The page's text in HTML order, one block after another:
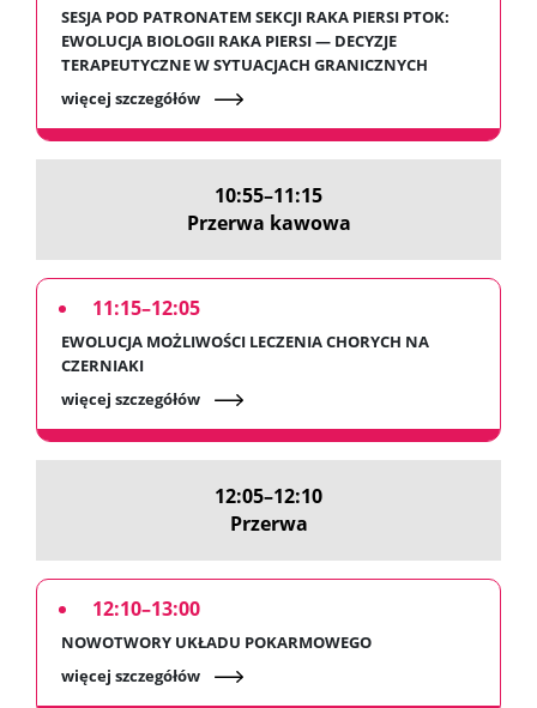
SESJA POD PATRONATEM SEKCJI RAKA PIERSI PTOK:
EWOLUCJA BIOLOGII RAKA PIERSI — DECYZJE
TERAPEUTYCZNE W SYTUACJACH GRANICZNYCH
więcej szczegółów
10:55–11:15
Przerwa kawowa
11:15–12:05
EWOLUCJA MOŻLIWOŚCI LECZENIA CHORYCH NA
CZERNIAKI
więcej szczegółów
12:05–12:10
Przerwa
12:10–13:00
NOWOTWORY UKŁADU POKARMOWEGO
więcej szczegółów